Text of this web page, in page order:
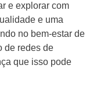
e explorar com
e uma
no bem-estar de
de redes de
que isso pode